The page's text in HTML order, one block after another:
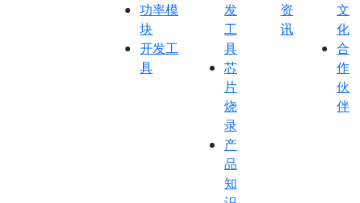
功率模
块
开发工
具
发
工
具
芯
片
烧
录
产
品
知
资
讯
文
化
合
作
伙
伴